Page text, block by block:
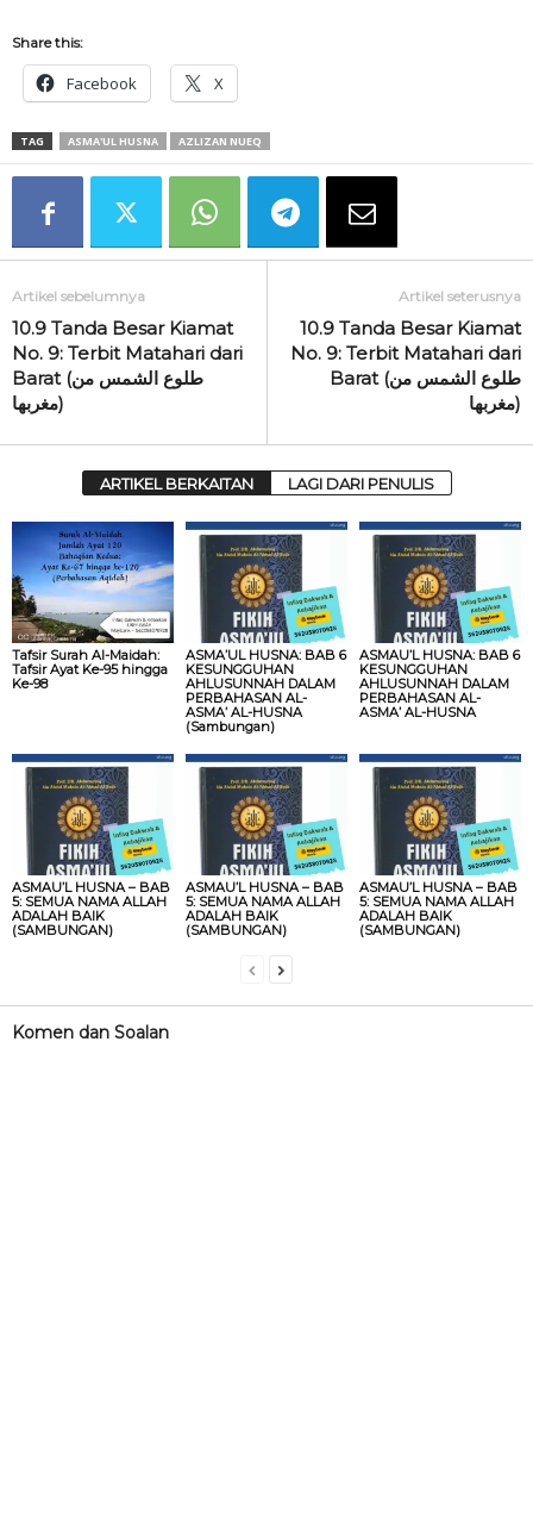
Share this:
Facebook X
TAG ASMA'UL HUSNA AZLIZAN NUEQ
Artikel sebelumnya
10.9 Tanda Besar Kiamat
No. 9: Terbit Matahari dari
Barat (طلوع الشمس من
مغربها)
Artikel seterusnya
10.9 Tanda Besar Kiamat
No. 9: Terbit Matahari dari
Barat (طلوع الشمس من
مغربها)
ARTIKEL BERKAITAN LAGI DARI PENULIS
Tafsir Surah Al-Maidah:
Tafsir Ayat Ke-95 hingga
Ke-98
ASMA’UL HUSNA: BAB 6
KESUNGGUHAN
AHLUSUNNAH DALAM
PERBAHASAN AL-
ASMA’ AL-HUSNA
(Sambungan)
ASMAU’L HUSNA: BAB 6
KESUNGGUHAN
AHLUSUNNAH DALAM
PERBAHASAN AL-
ASMA’ AL-HUSNA
ASMAU’L HUSNA – BAB
5: SEMUA NAMA ALLAH
ADALAH BAIK
(SAMBUNGAN)
ASMAU’L HUSNA – BAB
5: SEMUA NAMA ALLAH
ADALAH BAIK
(SAMBUNGAN)
ASMAU’L HUSNA – BAB
5: SEMUA NAMA ALLAH
ADALAH BAIK
(SAMBUNGAN)
Komen dan Soalan